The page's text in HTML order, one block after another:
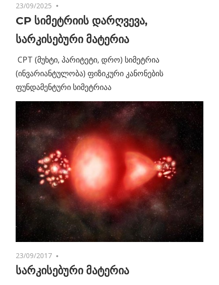
23/09/2025
CP სიმეტრიის დარღვევა,
სარკისებური მატერია
CPT (მუხტი, პარიტეტი, დრო) სიმეტრია
(ინვარიანტულობა) ფიზიკური კანონების
ფუნდამენტური სიმეტრიაა
23/09/2017
სარკისებური მატერია